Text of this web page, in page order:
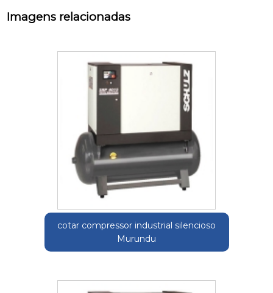
Imagens relacionadas
cotar compressor industrial silencioso
Murundu